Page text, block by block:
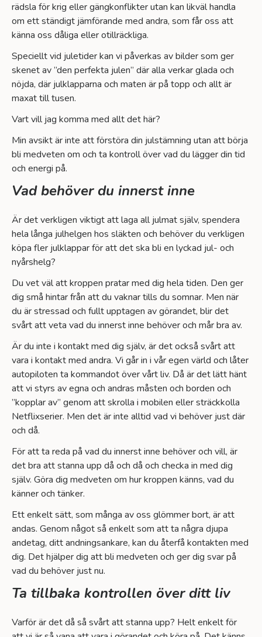
rädsla för krig eller gängkonflikter utan kan likväl handla
om ett ständigt jämförande med andra, som får oss att
känna oss dåliga eller otillräckliga.
Speciellt vid juletider kan vi påverkas av bilder som ger
skenet av ”den perfekta julen” där alla verkar glada och
nöjda, där julklapparna och maten är på topp och allt är
maxat till tusen.
Vart vill jag komma med allt det här?
Min avsikt är inte att förstöra din julstämning utan att börja
bli medveten om och ta kontroll över vad du lägger din tid
och energi på.
Vad behöver du innerst inne
Är det verkligen viktigt att laga all julmat själv, spendera
hela långa julhelgen hos släkten och behöver du verkligen
köpa fler julklappar för att det ska bli en lyckad jul- och
nyårshelg?
Du vet väl att kroppen pratar med dig hela tiden. Den ger
dig små hintar från att du vaknar tills du somnar. Men när
du är stressad och fullt upptagen av görandet, blir det
svårt att veta vad du innerst inne behöver och mår bra av.
Är du inte i kontakt med dig själv, är det också svårt att
vara i kontakt med andra. Vi går in i vår egen värld och låter
autopiloten ta kommandot över vårt liv. Då är det lätt hänt
att vi styrs av egna och andras måsten och borden och
”kopplar av” genom att skrolla i mobilen eller sträckkolla
Netflixserier. Men det är inte alltid vad vi behöver just där
och då.
För att ta reda på vad du innerst inne behöver och vill, är
det bra att stanna upp då och då och checka in med dig
själv. Göra dig medveten om hur kroppen känns, vad du
känner och tänker.
Ett enkelt sätt, som många av oss glömmer bort, är att
andas. Genom något så enkelt som att ta några djupa
andetag, ditt andningsankare, kan du återfå kontakten med
dig. Det hjälper dig att bli medveten och ger dig svar på
vad du behöver just nu.
Ta tillbaka kontrollen över ditt liv
Varför är det då så svårt att stanna upp? Helt enkelt för